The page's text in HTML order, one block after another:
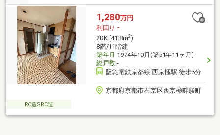
1,280万円
利回り -
2DK (41.8m2)
8階/11階建
築年月 1974年10月(築51年11ヶ月)
総戸数-
阪急電鉄京都線 西京極駅 徒歩5分
京都府京都市右京区西京極畔勝町
RC造SRC造